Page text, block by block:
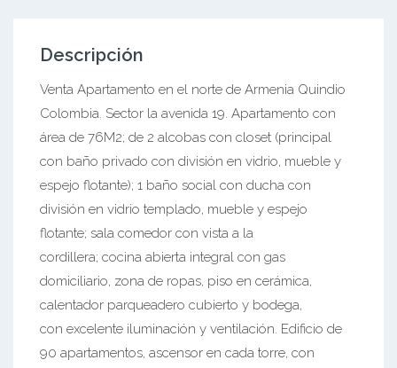
Descripción
Venta Apartamento en el norte de Armenia Quindio
Colombia. Sector la avenida 19. Apartamento con
área de 76M2; de 2 alcobas con closet (principal
con baño privado con división en vidrio, mueble y
espejo flotante); 1 baño social con ducha con
división en vidrio templado, mueble y espejo
flotante; sala comedor con vista a la
cordillera; cocina abierta integral con gas
domiciliario, zona de ropas, piso en cerámica,
calentador parqueadero cubierto y bodega,
con excelente iluminación y ventilación. Edificio de
90 apartamentos, ascensor en cada torre, con